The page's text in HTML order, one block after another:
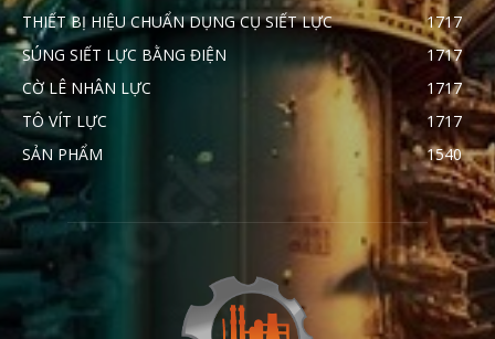
THIẾT BỊ HIỆU CHUẨN DỤNG CỤ SIẾT LỰC
1717
SÚNG SIẾT LỰC BẰNG ĐIỆN
1717
CỜ LÊ NHÂN LỰC
1717
TÔ VÍT LỰC
1717
SẢN PHẨM
1540